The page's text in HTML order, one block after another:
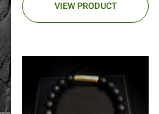
VIEW PRODUCT